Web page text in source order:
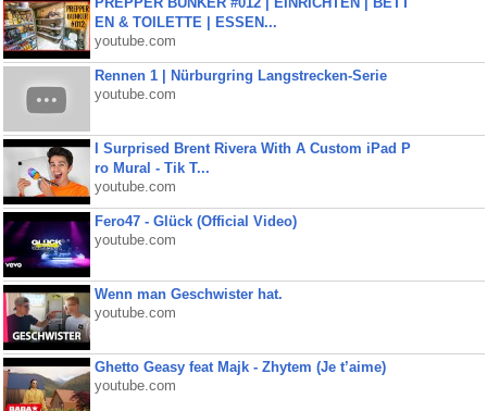
EN & TOILETTE | ESSEN...
youtube.com
Rennen 1 | Nürburgring Langstrecken-Serie
youtube.com
I Surprised Brent Rivera With A Custom iPad P
ro Mural - Tik T...
youtube.com
Fero47 - Glück (Official Video)
youtube.com
Wenn man Geschwister hat.
youtube.com
Ghetto Geasy feat Majk - Zhytem (Je t’aime)
youtube.com